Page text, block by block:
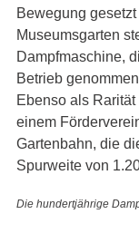
Bewegung
Museumsgarten
Dampfmaschine,
Betrieb
Ebenso als
einem
Gartenbahn, die
Spurweite von
Die hundertjährige